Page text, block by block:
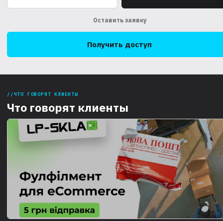
Оставить заявку
Получить доступ
ЧТО ГОВОРЯТ КЛИЕНТЫ
Что говорят клиенты